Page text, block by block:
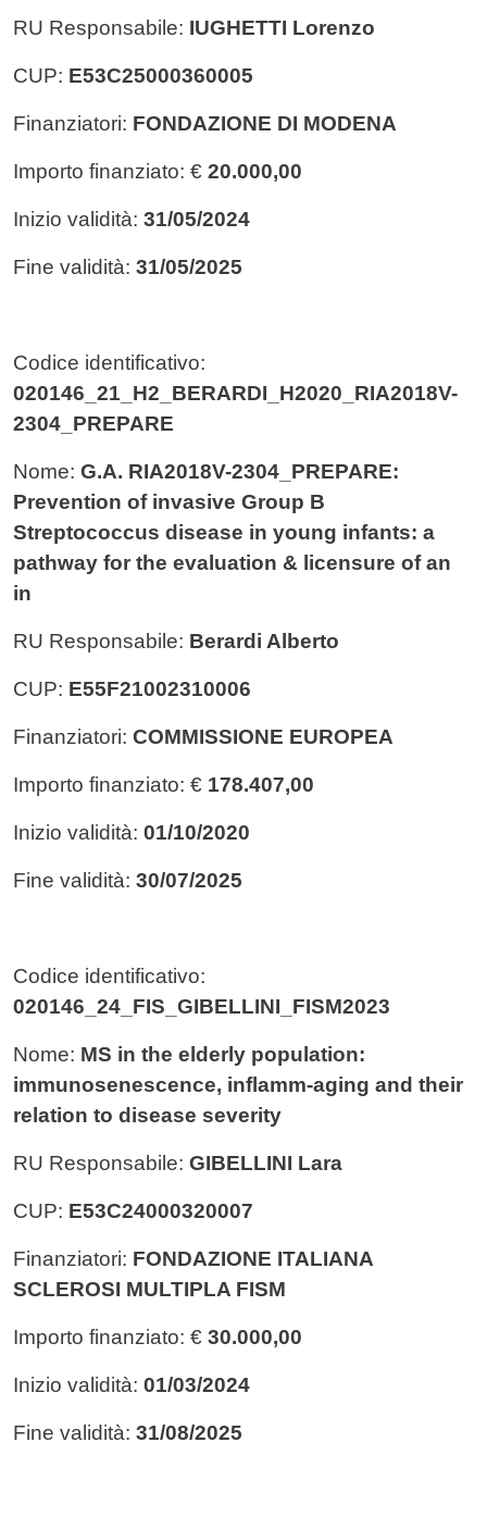
RU Responsabile: IUGHETTI Lorenzo
CUP: E53C25000360005
Finanziatori: FONDAZIONE DI MODENA
Importo finanziato: € 20.000,00
Inizio validità: 31/05/2024
Fine validità: 31/05/2025
Codice identificativo:
020146_21_H2_BERARDI_H2020_RIA2018V-
2304_PREPARE
Nome: G.A. RIA2018V-2304_PREPARE:
Prevention of invasive Group B
Streptococcus disease in young infants: a
pathway for the evaluation & licensure of an
in
RU Responsabile: Berardi Alberto
CUP: E55F21002310006
Finanziatori: COMMISSIONE EUROPEA
Importo finanziato: € 178.407,00
Inizio validità: 01/10/2020
Fine validità: 30/07/2025
Codice identificativo:
020146_24_FIS_GIBELLINI_FISM2023
Nome: MS in the elderly population:
immunosenescence, inflamm-aging and their
relation to disease severity
RU Responsabile: GIBELLINI Lara
CUP: E53C24000320007
Finanziatori: FONDAZIONE ITALIANA
SCLEROSI MULTIPLA FISM
Importo finanziato: € 30.000,00
Inizio validità: 01/03/2024
Fine validità: 31/08/2025